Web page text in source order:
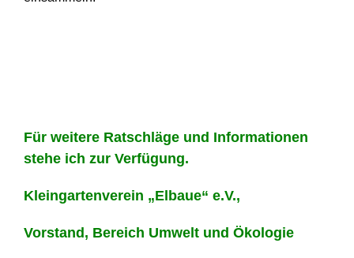
Für weitere Ratschläge und Informationen
stehe ich zur Verfügung.
Kleingartenverein „Elbaue“ e.V.,
Vorstand, Bereich Umwelt und Ökologie